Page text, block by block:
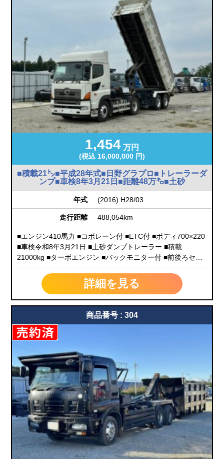
1,454 万円
(税込 16,000,000 円)
■積載21㌧■平成28年式■日野グラプロ■トレーラーダ
ンプ■車検8年3月21日■距離48万㌔■土砂
年式 (2016) H28/03
走行距離 488,054km
■エンジン410馬力 ■コボレーン付 ■ETC付 ■ボディ700×220
■車検令和8年3月21日 ■土砂ダンプトレーラー ■積載
21000kg ■ターボエンジン ■バックモニター付 ■前後ろセッ
ト車検付令和8年3月21日 ■前後ろセット同じ年式(28年式)
詳細を見る
商品番号 : 304